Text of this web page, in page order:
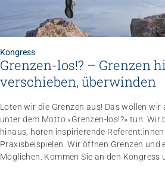
Kongress
Grenzen-los!? – Grenzen
verschieben, überwinden
Loten wir die Grenzen aus! Das wollen wir
unter dem Motto «Grenzen-los!?» tun. Wir
hinaus, hören inspirierende
Praxisbeispielen. Wir öffnen Grenzen und
Möglichen. Kommen Sie an den Kongress